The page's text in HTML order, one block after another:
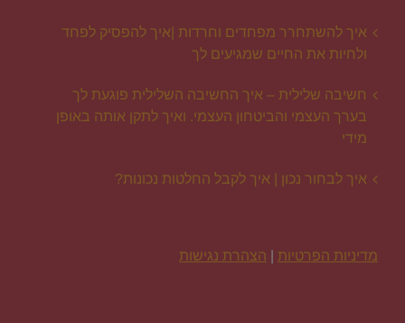
איך להשתחרר מפחדים וחרדות |איך להפסיק לפחד
ולחיות את החיים שמגיעים לך
חשיבה שלילית – איך החשיבה השלילית פוגעת לך
בערך העצמי והביטחון העצמי. ואיך לתקן אותה באופן
מידי
איך לבחור נכון | איך לקבל החלטות נכונות?
מדיניות הפרטיות | הצהרת נגישות